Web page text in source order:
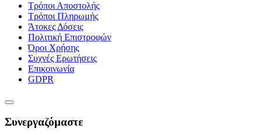
Τρόποι Αποστολής
Τρόποι Πληρωμής
Άτοκες Δόσεις
Πολιτική Επιστροφών
Όροι Χρήσης
Συχνές Ερωτήσεις
Επικοινωνία
GDPR
Συνεργαζόμαστε